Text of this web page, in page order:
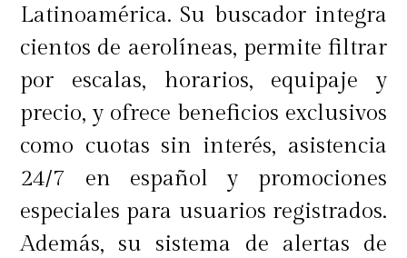
Latinoamérica. Su buscador integra
cientos de aerolíneas, permite filtrar
por escalas, horarios, equipaje y
precio, y ofrece beneficios exclusivos
como cuotas sin interés, asistencia
24/7 en español y promociones
especiales para usuarios registrados.
Además, su sistema de alertas de